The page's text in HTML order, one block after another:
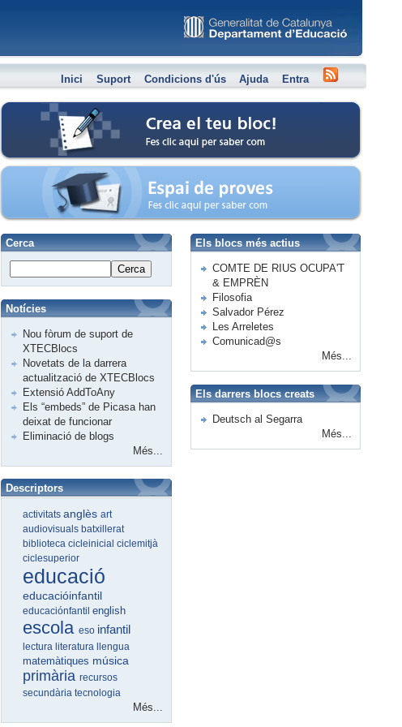
Inici Suport Condicions d'ús Ajuda Entra
Crea el teu bloc
Espai de proves
Cerca
Cerca
Notícies
Nou fòrum de suport de
XTECBlocs
Novetats de la darrera
actualització de XTECBlocs
Extensió AddToAny
Els “embeds” de Picasa han
deixat de funcionar
Eliminació de blogs
Més...
Descriptors
activitatsanglèsart
audiovisualsbatxillerat
bibliotecacicleinicialciclemitjà
ciclesuperior
educació
educacióinfantil
educaciónfantilenglish
escolaeso infantil
lecturaliteraturallengua
matemàtiques música
primàriarecursos
secundàriatecnologia
Més...
Els blocs més actius
COMTE DE RIUS OCUPA'T
& EMPRÈN
Filosofia
Salvador Pérez
Les Arreletes
Comunicad@s
Més...
Els darrers blocs creats
Deutsch al Segarra
Més...